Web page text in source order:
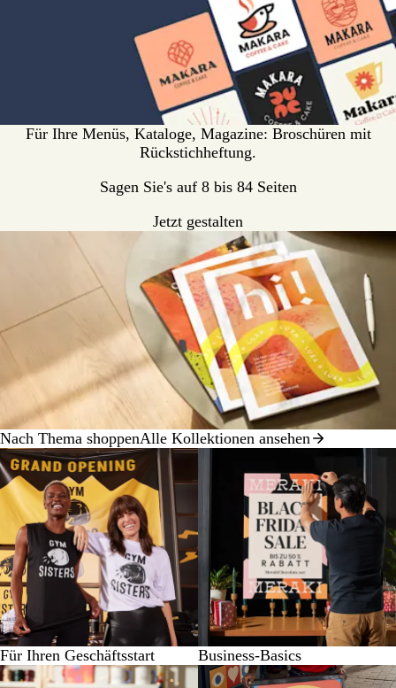
Für Ihre Menüs, Kataloge, Magazine: Broschüren mit
Rückstichheftung.
Sagen Sie's auf 8 bis 84 Seiten
Jetzt gestalten
Nach Thema shoppenAlle Kollektionen ansehen
Für Ihren Geschäftsstart Business-Basics